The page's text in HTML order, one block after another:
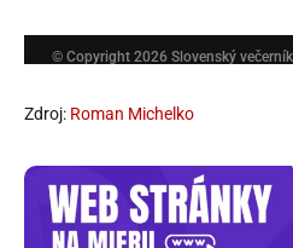
Zdroj: Roman Michelko